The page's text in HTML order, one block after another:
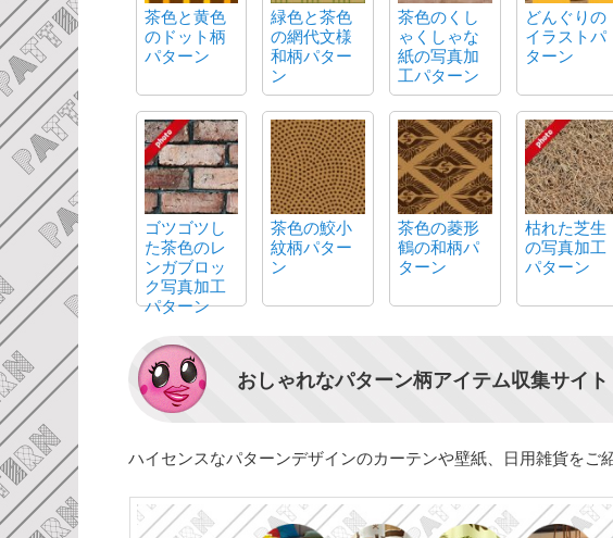
茶色と黄色
のドット柄
パターン
緑色と茶色
の網代文様
和柄パター
ン
茶色のくし
ゃくしゃな
紙の写真加
工パターン
どんぐりの
イラストパ
ターン
ゴツゴツし
た茶色のレ
ンガブロッ
ク写真加工
パターン
茶色の鮫小
紋柄パター
ン
茶色の菱形
鶴の和柄パ
ターン
枯れた芝生
の写真加工
パターン
おしゃれなパターン柄アイテム収集サイト
ハイセンスなパターンデザインのカーテンや壁紙、日用雑貨をご